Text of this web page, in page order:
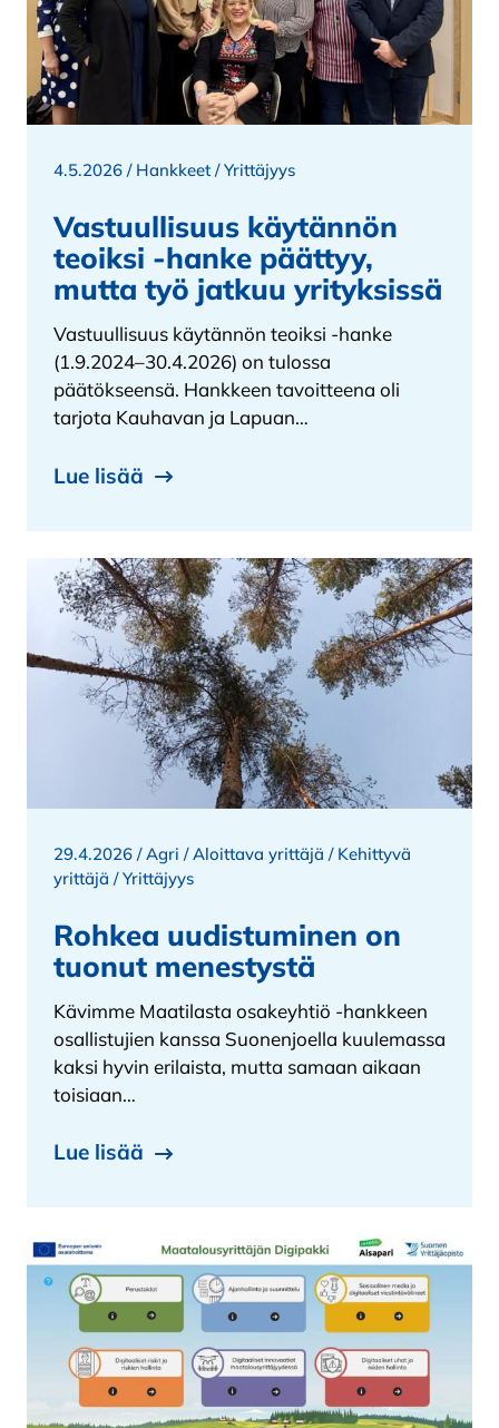
4.5.2026 / Hankkeet /Yrittäjyys
Vastuullisuus käytännön
teoiksi -hanke päättyy,
mutta työ jatkuu yrityksissä
Vastuullisuus käytännön teoiksi -hanke
(1.9.2024–30.4.2026) on tulossa
päätökseensä. Hankkeen tavoitteena oli
tarjota Kauhavan ja Lapuan…
Lue lisää
29.4.2026 /Agri /Aloittava yrittäjä / Kehittyvä
yrittäjä /Yrittäjyys
Rohkea uudistuminen on
tuonut menestystä
Kävimme Maatilasta osakeyhtiö -hankkeen
osallistujien kanssa Suonenjoella kuulemassa
kaksi hyvin erilaista, mutta samaan aikaan
toisiaan…
Lue lisää